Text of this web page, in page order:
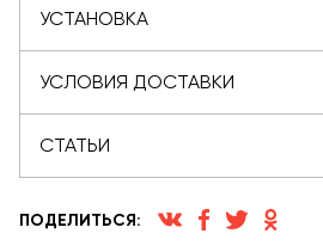
УСТАНОВКА
УСЛОВИЯ ДОСТАВКИ
СТАТЬИ
ПОДЕЛИТЬСЯ: